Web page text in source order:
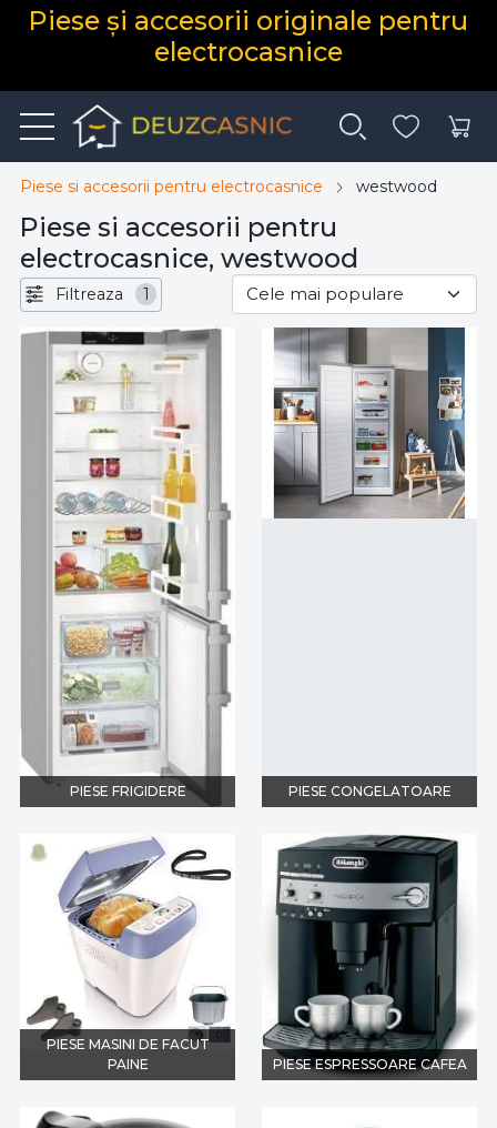
Piese și accesorii originale pentru
electrocasnice
Piese si accesorii pentru electrocasnice westwood
Piese si accesorii pentru
electrocasnice, westwood
Filtreaza 1
PIESE FRIGIDERE PIESE CONGELATOARE
PIESE MASINI DE FACUT
PAINE
PIESE ESPRESSOARE CAFEA